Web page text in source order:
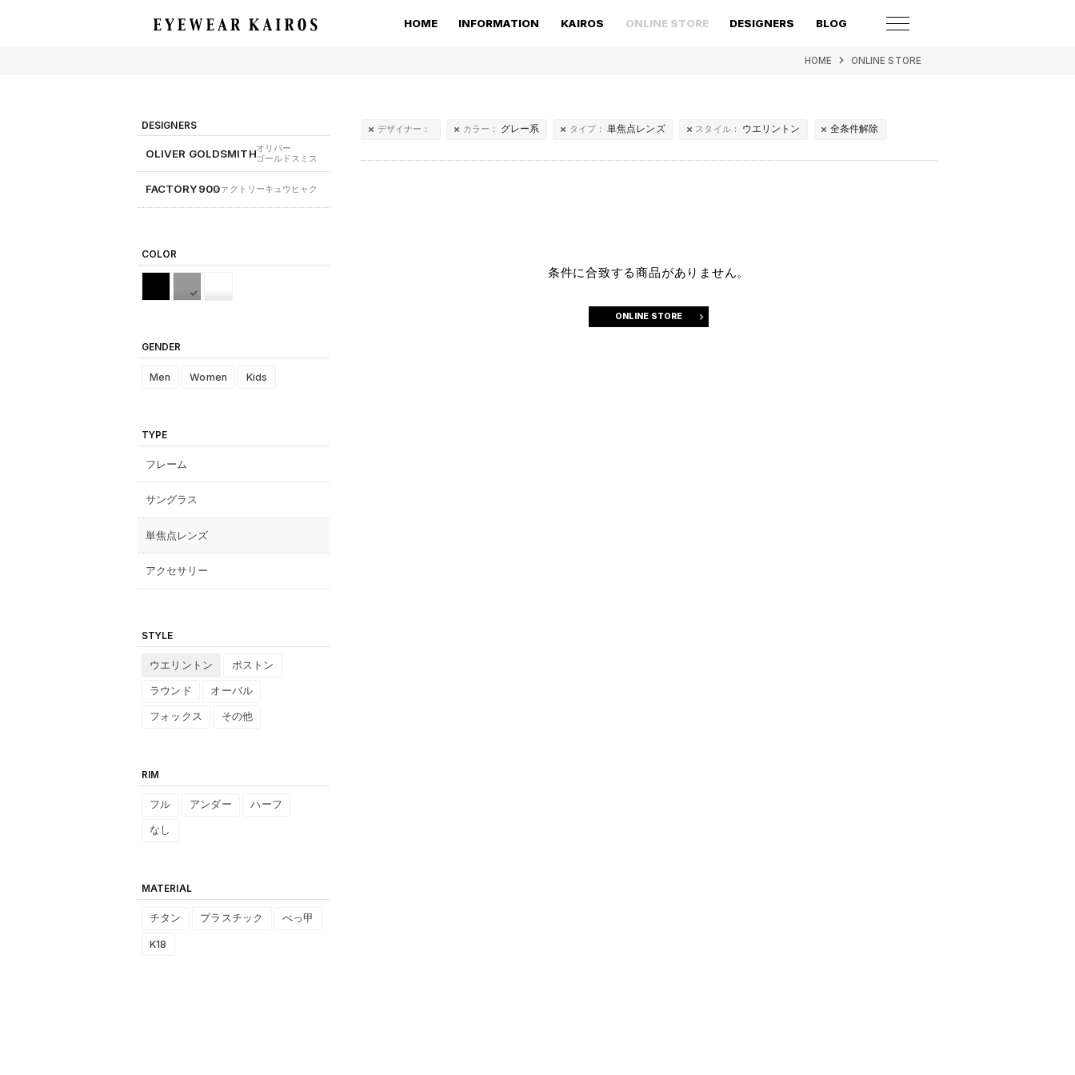
HOME INFORMATION KAIROS ONLINE STORE DESIGNERS BLOG
HOME ONLINE STORE
デザイナー： カラー： グレー系 タイプ： 単焦点レンズ スタイル： ウエリントン 全条件解除
条件に合致する商品がありません。
ONLINE STORE
DESIGNERS
OLIVER GOLDSMITHオリバー
ゴールドスミス
FACTORY900ファクトリーキュウヒャク
COLOR
GENDER
Men Women Kids
TYPE
フレーム
サングラス
単焦点レンズ
アクセサリー
STYLE
ウエリントン ボストン
ラウンド オーバル
フォックス その他
RIM
フル アンダー ハーフ
なし
MATERIAL
チタン プラスチック べっ甲
K18